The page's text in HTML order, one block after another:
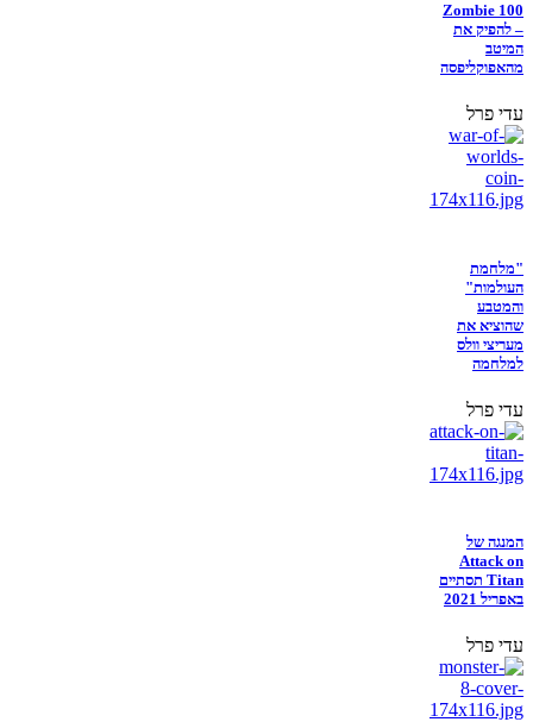
Zombie 100
– להפיק את
המיטב
מהאפוקליפסה
עדי פרל
"מלחמת
העולמות"
והמטבע
שהוציא את
מעריצי וולס
למלחמה
עדי פרל
המנגה של
Attack on
Titan תסתיים
באפריל 2021
עדי פרל